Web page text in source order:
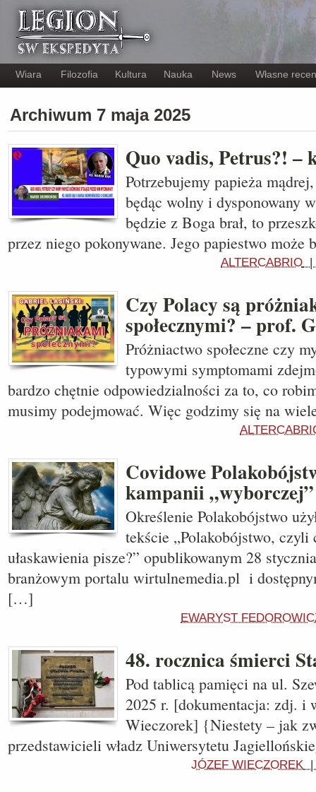
Wiara Filozofia Kultura Nauka News Własne
Archiwum 7 maja 2025
Quo vadis, Petrus?! –
Potrzebujemy papieża
będąc wolny i dysponowany
będzie z Boga brał, to
przez niego pokonywane. Jego papiestwo
ALTERCABRIO
Czy Polacy są
społecznymi? – prof.
Próżniactwo społeczne czy
typowymi symptomami
bardzo chętnie odpowiedzialności za to, co
musimy podejmować. Więc godzimy się na
Covidowe
kampanii „wyborczej”
Określenie Polakobójstwo
tekście „Polakobójstwo,
ułaskawienia pisze?” opublikowanym 28
branżowym portalu wirtulnemedia.pl i
[…]
EWARYST
48. rocznica śmierci
Pod tablicą pamięci na ul.
2025 r. [dokumentacja: zdj. i
Wieczorek] {Niestety – jak
przedstawicieli władz Uniwersytetu
JÓZEF WIECZOREK